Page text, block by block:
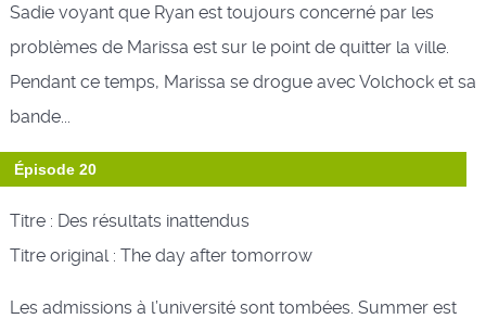
Sadie voyant que Ryan est toujours concerné par les
problèmes de Marissa est sur le point de quitter la ville.
Pendant ce temps, Marissa se drogue avec Volchock et sa
bande...
Épisode 20
Titre : Des résultats inattendus
Titre original : The day after tomorrow
Les admissions à l’université sont tombées. Summer est